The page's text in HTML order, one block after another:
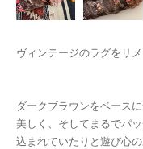
ヴィンテージのラグをリ
ダークブラウンをベース
美しく、そしてまるでパ
込まれていたりと遊び心